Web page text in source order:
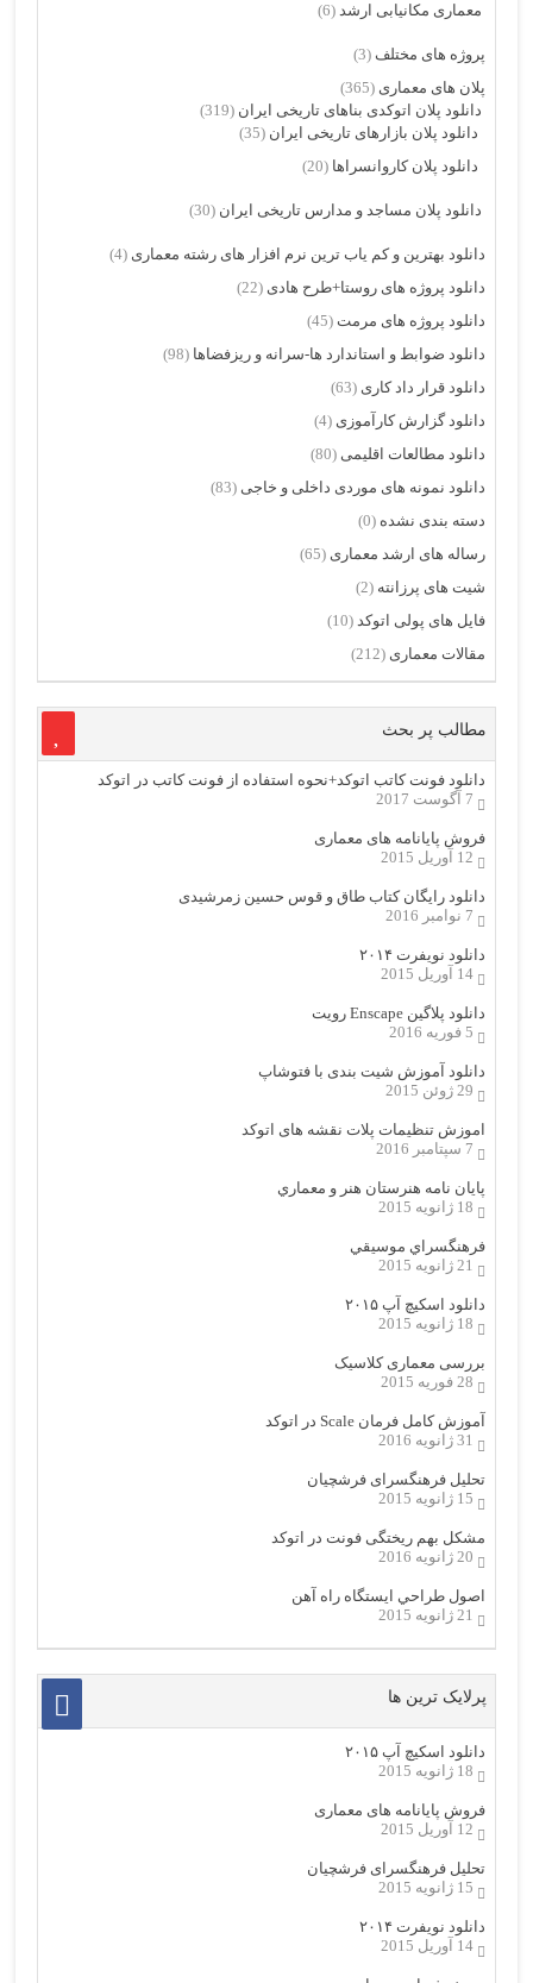
معماری مکانیابی ارشد (6)
پروژه های مختلف (3)
پلان های معماری (365)
دانلود پلان اتوکدی بناهای تاریخی ایران (319)
دانلود پلان بازارهای تاریخی ایران (35)
دانلود پلان کاروانسراها (20)
دانلود پلان مساجد و مدارس تاریخی ایران (30)
دانلود بهترین و کم یاب ترین نرم افزار های رشته معماری (4)
دانلود پروژه های روستا+طرح هادی (22)
دانلود پروژه های مرمت (45)
دانلود ضوابط و استاندارد ها-سرانه و ریزفضاها (98)
دانلود قرار داد کاری (63)
دانلود گزارش کارآموزی (4)
دانلود مطالعات اقلیمی (80)
دانلود نمونه های موردی داخلی و خاجی (83)
دسته بندی نشده (0)
رساله های ارشد معماری (65)
شیت های پرزانته (2)
فایل های پولی اتوکد (10)
مقالات معماری (212)
مطالب پر بحث
دانلود فونت کاتب اتوکد+نحوه استفاده از فونت کاتب در اتوکد
7 آگوست 2017
فروش پایانامه های معماری
12 آوریل 2015
دانلود رایگان کتاب طاق و قوس حسین زمرشیدی
7 نوامبر 2016
دانلود نویفرت ۲۰۱۴
14 آوریل 2015
دانلود پلاگین Enscape رویت
5 فوریه 2016
دانلود آموزش شیت بندی با فتوشاپ
29 ژوئن 2015
اموزش تنظیمات پلات نقشه های اتوکد
7 سپتامبر 2016
پایان نامه هنرستان هنر و معماري
18 ژانویه 2015
فرهنگسراي موسيقي
21 ژانویه 2015
دانلود اسکیچ آپ ۲۰۱۵
18 ژانویه 2015
بررسی معماری کلاسیک
28 فوریه 2015
آموزش کامل فرمان Scale در اتوکد
31 ژانویه 2016
تحلیل فرهنگسرای فرشچیان
15 ژانویه 2015
مشکل بهم ریختگی فونت در اتوکد
20 ژانویه 2016
اصول طراحي ایستگاه راه آهن
21 ژانویه 2015
پرلایک ترین ها
دانلود اسکیچ آپ ۲۰۱۵
18 ژانویه 2015
فروش پایانامه های معماری
12 آوریل 2015
تحلیل فرهنگسرای فرشچیان
15 ژانویه 2015
دانلود نویفرت ۲۰۱۴
14 آوریل 2015